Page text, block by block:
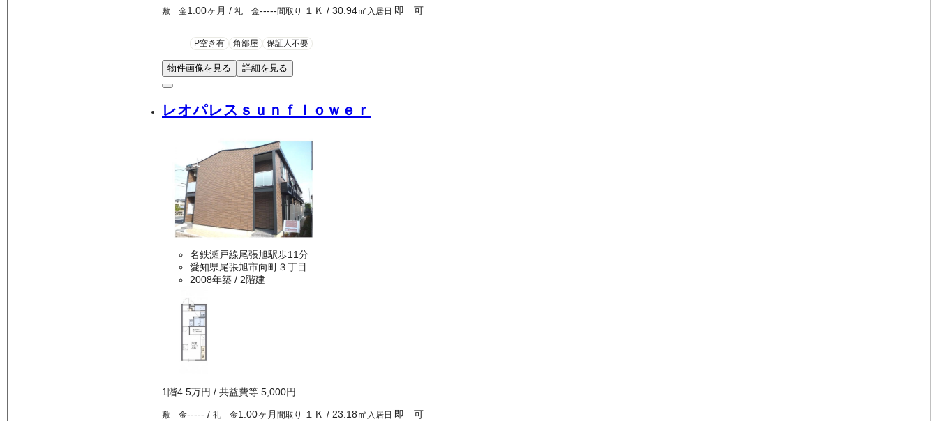
敷 金1.00ヶ月 / 礼 金-----間取り １Ｋ / 30.94㎡ 入居日 即 可
P空き有 角部屋 保証人不要
物件画像を見る 詳細を見る
レオパレスｓｕｎｆｌｏｗｅｒ
名鉄瀬戸線尾張旭駅歩11分
愛知県尾張旭市向町３丁目
2008年築 / 2階建
1階4.5万円 / 共益費等 5,000円
敷 金----- / 礼 金1.00ヶ月 間取り １Ｋ / 23.18㎡ 入居日 即 可